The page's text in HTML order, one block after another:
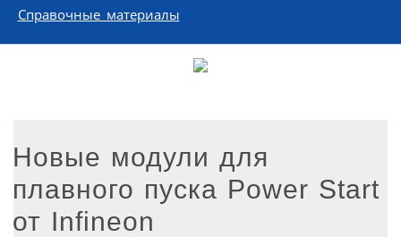
Справочные материалы
Новые модули для
плавного пуска Power Start
от Infineon